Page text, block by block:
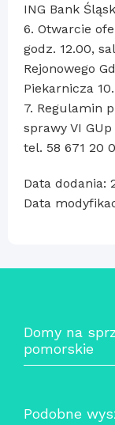
ING Bank
6. Otwarcie
godz. 12.00,
Rejonowego
Piekarnicza 10.
7. Regulamin
sprawy VI
tel. 58 671 20
Data dodania:
Data
Domy na
pomorskie
Podobne